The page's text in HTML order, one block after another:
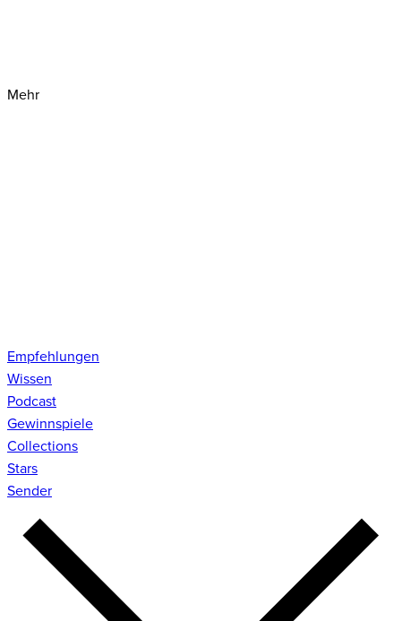
Mehr
Empfehlungen
Wissen
Podcast
Gewinnspiele
Collections
Stars
Sender